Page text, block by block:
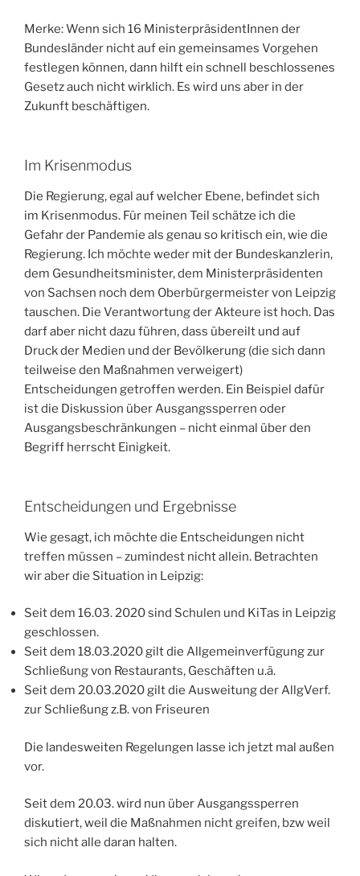
Merke: Wenn sich 16 MinisterpräsidentInnen der
Bundesländer nicht auf ein gemeinsames Vorgehen
festlegen können, dann hilft ein schnell beschlossenes
Gesetz auch nicht wirklich. Es wird uns aber in der
Zukunft beschäftigen.
Im Krisenmodus
Die Regierung, egal auf welcher Ebene, befindet sich
im Krisenmodus. Für meinen Teil schätze ich die
Gefahr der Pandemie als genau so kritisch ein, wie die
Regierung. Ich möchte weder mit der Bundeskanzlerin,
dem Gesundheitsminister, dem Ministerpräsidenten
von Sachsen noch dem Oberbürgermeister von Leipzig
tauschen. Die Verantwortung der Akteure ist hoch. Das
darf aber nicht dazu führen, dass übereilt und auf
Druck der Medien und der Bevölkerung (die sich dann
teilweise den Maßnahmen verweigert)
Entscheidungen getroffen werden. Ein Beispiel dafür
ist die Diskussion über Ausgangssperren oder
Ausgangsbeschränkungen – nicht einmal über den
Begriff herrscht Einigkeit.
Entscheidungen und Ergebnisse
Wie gesagt, ich möchte die Entscheidungen nicht
treffen müssen – zumindest nicht allein. Betrachten
wir aber die Situation in Leipzig:
Seit dem 16.03. 2020 sind Schulen und KiTas in Leipzig
geschlossen.
Seit dem 18.03.2020 gilt die Allgemeinverfügung zur
Schließung von Restaurants, Geschäften u.ä.
Seit dem 20.03.2020 gilt die Ausweitung der AllgVerf.
zur Schließung z.B. von Friseuren
Die landesweiten Regelungen lasse ich jetzt mal außen
vor.
Seit dem 20.03. wird nun über Ausgangssperren
diskutiert, weil die Maßnahmen nicht greifen, bzw weil
sich nicht alle daran halten.